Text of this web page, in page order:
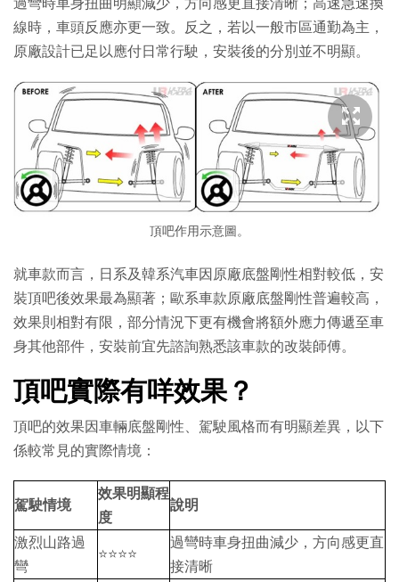
過彎時車身扭曲明顯減少，方向感更直接清晰；高速急速換
線時，車頭反應亦更一致。反之，若以一般市區通勤為主，
原廠設計已足以應付日常行駛，安裝後的分別並不明顯。
頂吧作用示意圖。
就車款而言，日系及韓系汽車因原廠底盤剛性相對較低，安
裝頂吧後效果最為顯著；歐系車款原廠底盤剛性普遍較高，
效果則相對有限，部分情況下更有機會將額外應力傳遞至車
身其他部件，安裝前宜先諮詢熟悉該車款的改裝師傅。
頂吧實際有咩效果？
頂吧的效果因車輛底盤剛性、駕駛風格而有明顯差異，以下
係較常見的實際情境：
駕駛情境
效果明顯程
度
說明
激烈山路過
彎
⭐⭐⭐⭐
過彎時車身扭曲減少，方向感更直
接清晰